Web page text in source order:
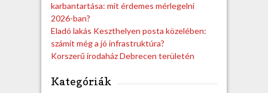
karbantartása: mit érdemes mérlegelni
2026-ban?
Eladó lakás Keszthelyen posta közelében:
számít még a jó infrastruktúra?
Korszerű irodaház Debrecen területén
Kategóriák